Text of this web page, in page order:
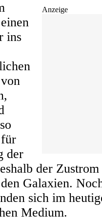
Anzeige
ins
der
der Zustrom
Galaxien.
sich im
Medium.